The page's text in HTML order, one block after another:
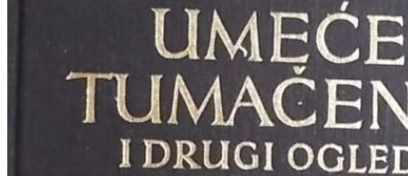
PRIRODNE ZNANOSTI
PSIHOLOGIJA, POPULARNA PSIHOLOGIJA,
ALTERNATIVA
RAZNO
OD RJEČNIKA
DO ZEMLJOVIDA
RJEČNICI, GRAMATIKE, PRAVOPISI…
ŠAH
SPORT
STRIPOVI
TEHNIČKE ZNANOSTI